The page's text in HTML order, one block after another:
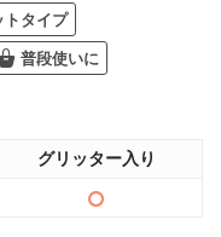
トタイプ
普段使いに
グリッター入り